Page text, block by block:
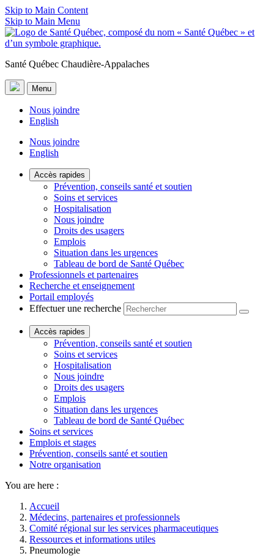
Skip to Main Content
Skip to Main Menu
Santé Québec Chaudière-Appalaches
Menu
Nous joindre
English
Nous joindre
English
Accès rapides
Prévention, conseils santé et soutien
Soins et services
Hospitalisation
Nous joindre
Droits des usagers
Emplois
Situation dans les urgences
Tableau de bord de Santé Québec
Professionnels et partenaires
Recherche et enseignement
Portail employés
Effectuer une recherche
Accès rapides
Prévention, conseils santé et soutien
Soins et services
Hospitalisation
Nous joindre
Droits des usagers
Emplois
Situation dans les urgences
Tableau de bord de Santé Québec
Soins et services
Emplois et stages
Prévention, conseils santé et soutien
Notre organisation
You are here :
Accueil
Médecins, partenaires et professionnels
Comité régional sur les services pharmaceutiques
Ressources et informations utiles
Pneumologie